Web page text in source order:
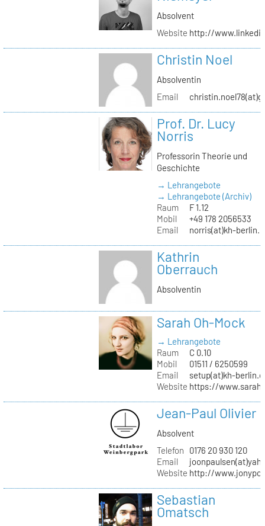
Absolvent
Website http://
Christin Noel
Absolventin
Email
Prof. Dr. Lucy
Norris
Professorin Theorie und
Geschichte
→ Lehrangebote
→ Lehrangebote (Archiv)
Raum
F 1.12
Mobil
+49 178 2056533
Email
norris(at)kh-
Kathrin
Oberrauch
Absolventin
Sarah Oh-Mock
→ Lehrangebote
Raum
C 0.10
Mobil
01511 / 6250599
Email
setup(at)kh-
Website https://
Jean-Paul Olivier
Absolvent
Telefon
0176 20 930 120
Email
Website http://
Sebastian
Omatsch